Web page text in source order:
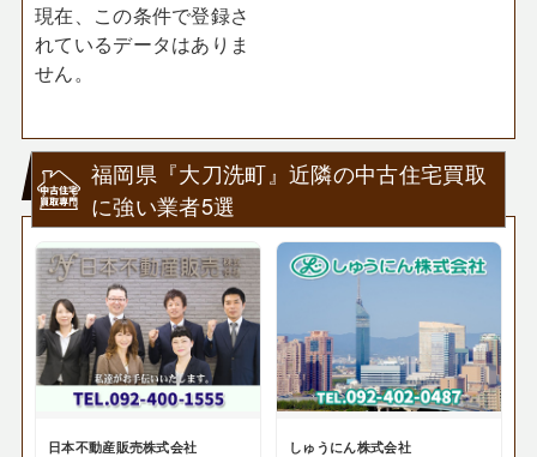
現在、この条件で登録さ
れているデータはありま
せん。
福岡県『大刀洗町』近隣の中古住宅買取
に強い業者5選
日本不動産販売株式会社 しゅうにん株式会社